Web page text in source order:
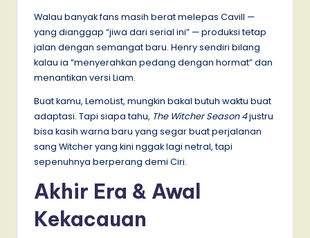
Walau banyak fans masih berat melepas Cavill —
yang dianggap “jiwa dari serial ini” — produksi tetap
jalan dengan semangat baru. Henry sendiri bilang
kalau ia “menyerahkan pedang dengan hormat” dan
menantikan versi Liam.
Buat kamu, LemoList, mungkin bakal butuh waktu buat
adaptasi. Tapi siapa tahu, The Witcher Season 4justru
bisa kasih warna baru yang segar buat perjalanan
sang Witcher yang kini nggak lagi netral, tapi
sepenuhnya berperang demi Ciri.
Akhir Era & Awal
Kekacauan